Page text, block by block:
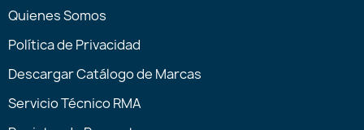
Quienes Somos
Política de Privacidad
Descargar Catálogo de Marcas
Servicio Técnico RMA